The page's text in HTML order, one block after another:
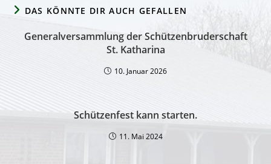
DAS KÖNNTE DIR AUCH GEFALLEN
Generalversammlung der Schützenbruderschaft
St. Katharina
10. Januar 2026
Schützenfest kann starten.
11. Mai 2024